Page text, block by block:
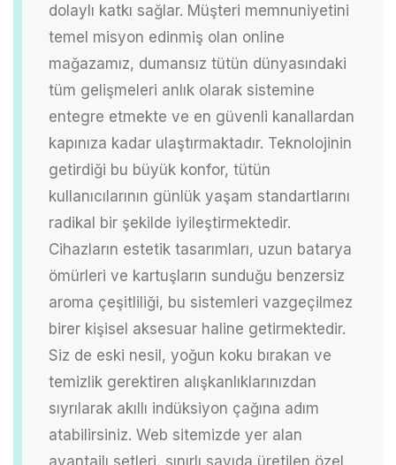
dolaylı katkı sağlar. Müşteri memnuniyetini
temel misyon edinmiş olan online
mağazamız, dumansız tütün dünyasındaki
tüm gelişmeleri anlık olarak sistemine
entegre etmekte ve en güvenli kanallardan
kapınıza kadar ulaştırmaktadır. Teknolojinin
getirdiği bu büyük konfor, tütün
kullanıcılarının günlük yaşam standartlarını
radikal bir şekilde iyileştirmektedir.
Cihazların estetik tasarımları, uzun batarya
ömürleri ve kartuşların sunduğu benzersiz
aroma çeşitliliği, bu sistemleri vazgeçilmez
birer kişisel aksesuar haline getirmektedir.
Siz de eski nesil, yoğun koku bırakan ve
temizlik gerektiren alışkanlıklarınızdan
sıyrılarak akıllı indüksiyon çağına adım
atabilirsiniz. Web sitemizde yer alan